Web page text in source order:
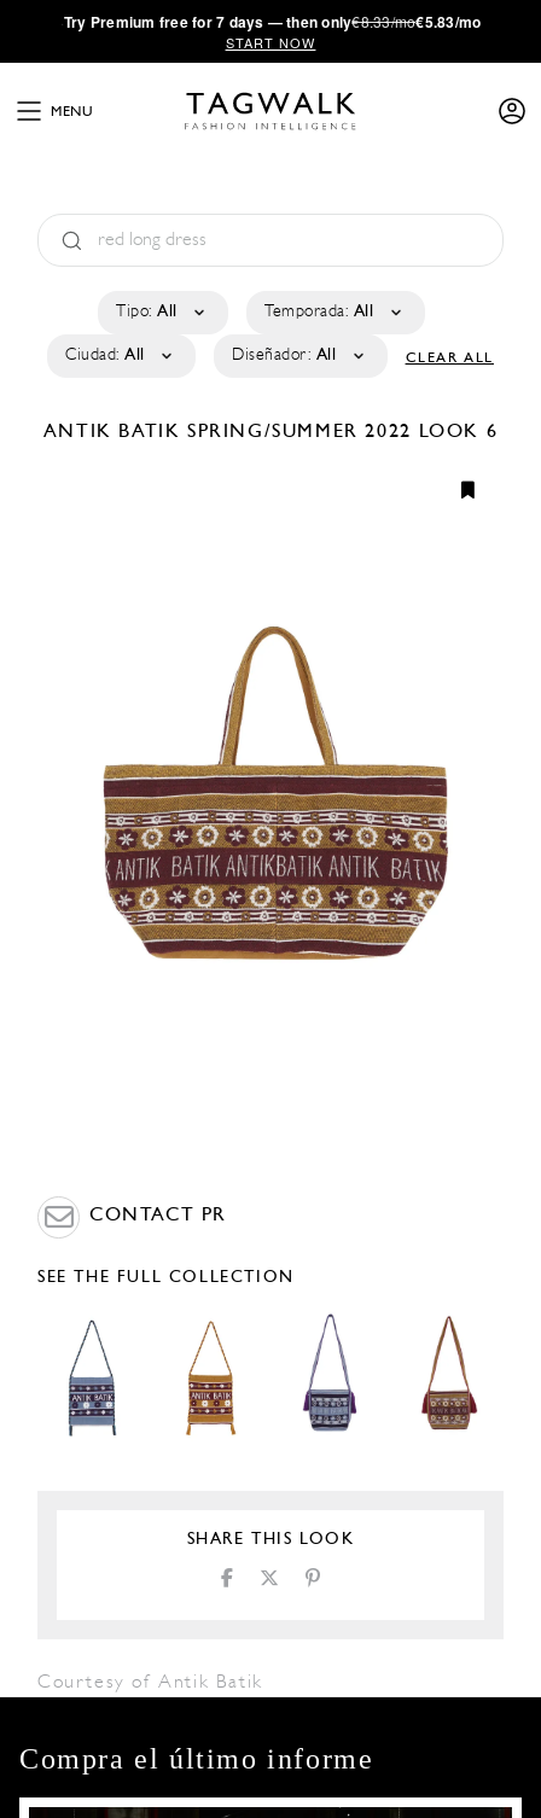
·Try Premium free for 7 days — then only€8.33/mo€5.83/mo
START NOW
MENU
Tipo: All Temporada: All
Ciudad: All Diseñador: All CLEAR ALL
ANTIK BATIKSPRING/SUMMER 2022 LOOK 6
CONTACT PR
SEE THE FULL COLLECTION
SHARE THIS LOOK
Courtesy of Antik Batik
Compra el último informe